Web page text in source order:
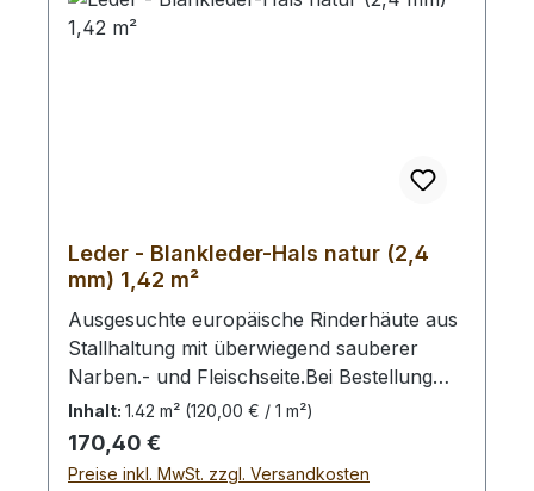
Leder - Blankleder-Hals natur (2,4
mm) 1,42 m²
Ausgesuchte europäische Rinderhäute aus
Stallhaltung mit überwiegend sauberer
Narben.- und Fleischseite.Bei Bestellung
von diesem Stück erhalten Sie ein
1,39 m² großes Leder. Das Kernstück ist
100 cm x 80 cm groß (siehe Foto 5).
Inhalt: 1.42 m² (120,00 € / 1 m²)
Regulärer Preis:
170,40 €
Preise inkl. MwSt. zzgl. Versandkosten